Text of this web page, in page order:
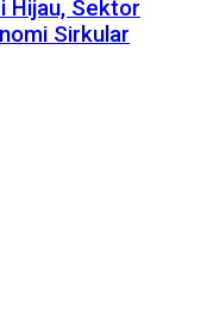
Hijau, Sektor
Sirkular